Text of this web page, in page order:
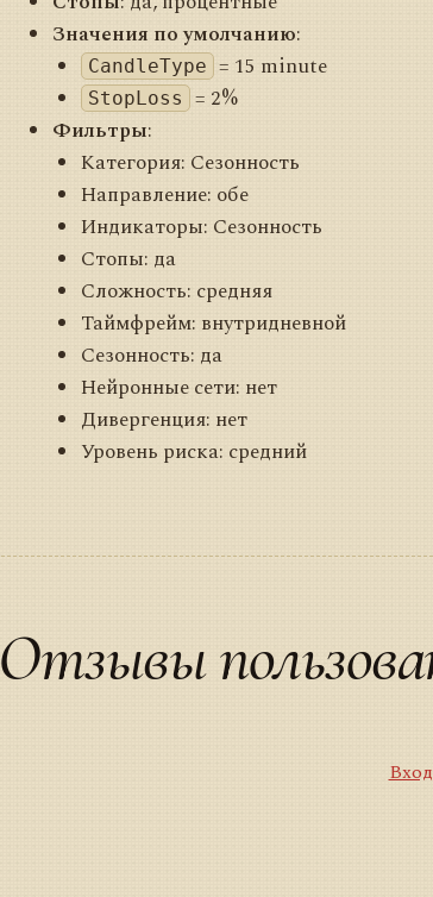
Значения по умолчанию:
CandleType = 15 minute
StopLoss = 2%
Фильтры:
Категория: Сезонность
Направление: обе
Индикаторы: Сезонность
Стопы: да
Сложность: средняя
Таймфрейм: внутридневной
Сезонность: да
Нейронные сети: нет
Дивергенция: нет
Уровень риска: средний
Отзывы
Вход